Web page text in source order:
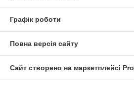
Графік роботи
Повна версія сайту
Сайт створено на маркетплейсі